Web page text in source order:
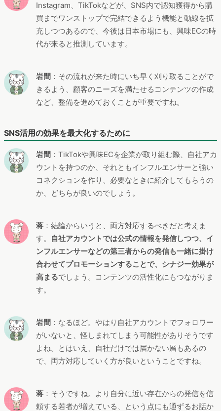
Instagram、TikTokなどが、SNS内で認知獲得から購
買までワンストップで完結できるよう機能と動線を拡
充しつつあるので、今後は日本市場にも、興味ECの時
代が来ると推測しています。
岩間 ：その流れが来た時にいち早く刈り取ることがで
きるよう、顧客のニーズを満たせるコンテンツの作成
など、整備を進めておくことが重要ですね。
SNS活用の効果を最大化するために
岩間 ：TikTokや興味ECを企業が取り組む際、自社アカ
ウントを持つのか、それともインフルエンサーと強い
コネクションを作り、必要なときに紹介してもらうの
か、どちらが良いのでしょう。
蒋 ：結論からいうと、両方対応するべきだと考えま
す。
自社アカウントでは公式の情報を発信しつつ、イ
ンフルエンサーなどの第三者からの発信も一緒に掛け
合わせてプロモーションすることで、シナジー効果が
高まるでしょう。コンテンツの活性化にもつながりま
す。
岩間 ：なるほど。やはり自社アカウントでフォロワー
がいないと、怪しまれてしまう可能性がありそうです
よね。とはいえ、自社だけでは届かない層もあるの
で、両方対応していく方が良いということですね。
蒋 ：そうですね。より自分に近い存在からの発信を信
頼する若者が増えている、という点にも通ずるお話か